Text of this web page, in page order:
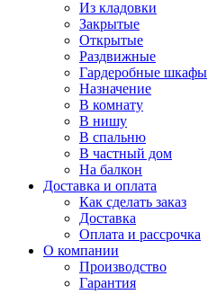
Из кладовки
Закрытые
Открытые
Раздвижные
Гардеробные шкафы
Назначение
В комнату
В нишу
В спальню
В частный дом
На балкон
Доставка и оплата
Как сделать заказ
Доставка
Оплата и рассрочка
О компании
Производство
Гарантия